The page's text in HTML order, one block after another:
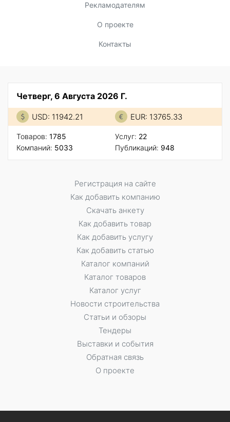
Рекламодателям
О проекте
Контакты
Четверг, 6 Августа 2026 Г.
USD: 11942.21 EUR: 13765.33
Товаров: 1785
Компаний: 5033
Услуг: 22
Публикаций: 948
Регистрация на сайте
Как добавить компанию
Скачать анкету
Как добавить товар
Как добавить услугу
Как добавить статью
Каталог компаний
Каталог товаров
Каталог услуг
Новости строительства
Статьи и обзоры
Тендеры
Выставки и события
Обратная связь
О проекте